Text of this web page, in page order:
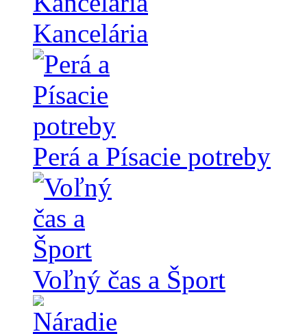
Kancelária
Perá a Písacie potreby
Voľný čas a Šport